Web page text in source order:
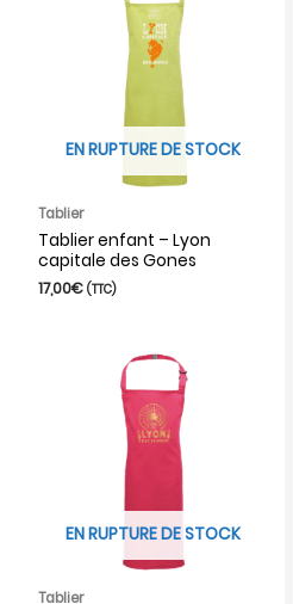
EN RUPTURE DE STOCK
Tablier
Tablier enfant – Lyon
capitale des Gones
17,00€ (TTC)
EN RUPTURE DE STOCK
Tablier